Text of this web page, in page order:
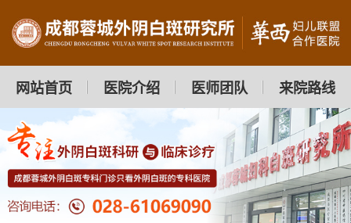
网站首页 医院介绍 医师团队 来院路线